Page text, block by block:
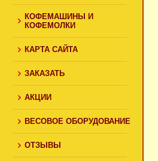
КОФЕМАШИНЫ И
КОФЕМОЛКИ
КАРТА САЙТА
ЗАКАЗАТЬ
АКЦИИ
ВЕСОВОЕ ОБОРУДОВАНИЕ
ОТЗЫВЫ